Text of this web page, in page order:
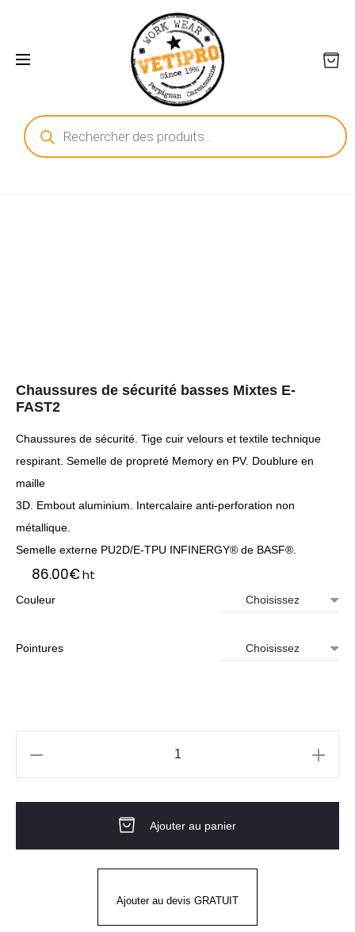
Recherche
de
produits
Chaussures de sécurité basses Mixtes E-
FAST2
Chaussures de sécurité. Tige cuir velours et textile technique
respirant. Semelle de propreté Memory en PV. Doublure en
maille
3D. Embout aluminium. Intercalaire anti-perforation non
métallique.
Semelle externe PU2D/E-TPU INFINERGY® de BASF®.
86.00€ht
Couleur
Pointures
sécurité
Ajouter au panier
Ajouter au devis GRATUIT